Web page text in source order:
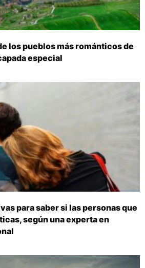
los pueblos más románticos de
especial
para saber si las personas que
según una experta en